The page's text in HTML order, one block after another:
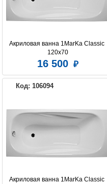
Акриловая ванна 1MarKa Classic
120х70
16 500
Код: 106094
Акриловая ванна 1MarKa Classic